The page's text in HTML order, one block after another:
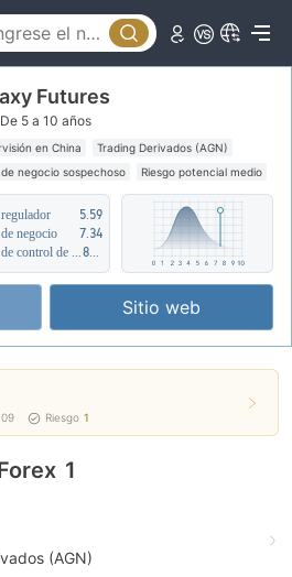
Futures
De 5 a 10 años
en China
Trading Derivados (AGN)
negocio sospechoso
Riesgo potencial medio
5.59
negocio
7.34
Sitio web
Riesgo 1
1
(AGN)